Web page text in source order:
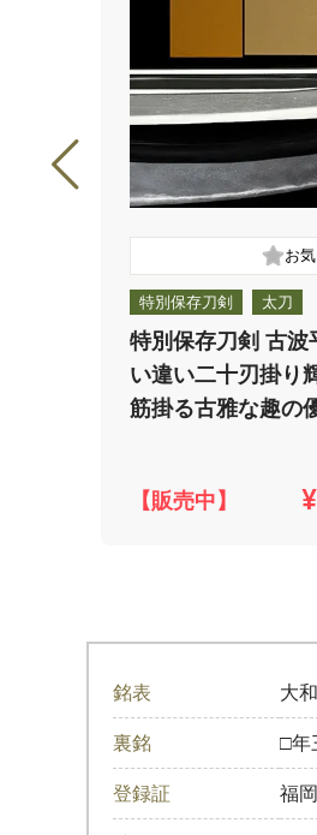
特別保存刀剣 太刀
特別保存刀剣 古波
い違い二十刃掛り
筋掛る古雅な趣の
【販売中】
銘表 大
裏銘 □年
登録証 福